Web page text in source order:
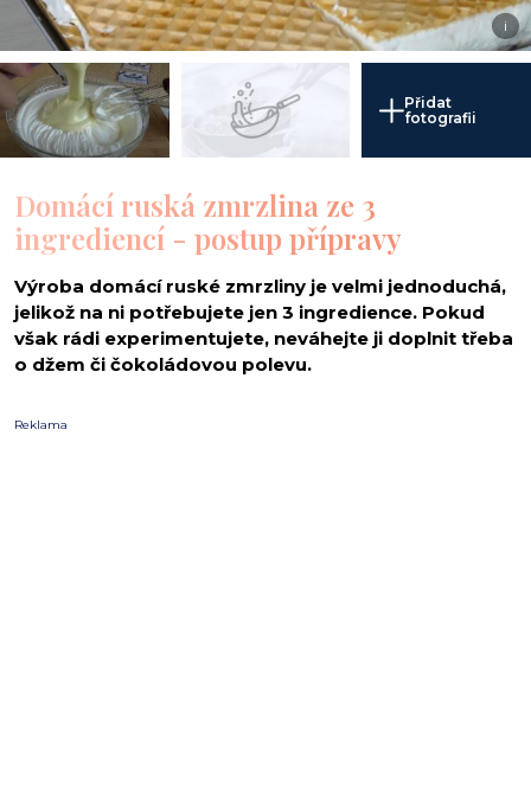
i
Přidat
fotografii
Domácí ruská zmrzlina ze 3
ingrediencí - postup přípravy
Výroba domácí ruské zmrzliny je velmi jednoduchá,
jelikož na ni potřebujete jen 3 ingredience. Pokud
však rádi experimentujete, neváhejte ji doplnit třeba
o džem či čokoládovou polevu.
Reklama